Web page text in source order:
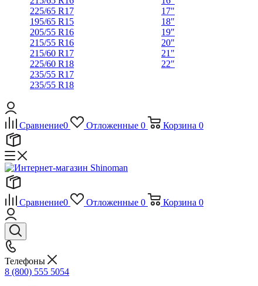
225/65 R17
195/65 R15
205/55 R16
215/55 R16
215/60 R17
225/60 R18
235/55 R17
235/55 R18
17"
18"
19"
20"
21"
22"
Сравнение0 Отложенные 0 Корзина 0
Сравнение0 Отложенные 0 Корзина 0
Телефоны
8 (800) 555 5054